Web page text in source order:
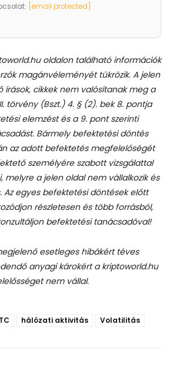
[email protected]
oldalon található információk
magánvéleményét tükrözik. A jelen
írások, cikkek nem valósítanak meg a
törvény (Bszt.) 4. § (2). bek 8. pontja
elemzést és a 9. pont szerinti
Bármely befektetési döntés
az adott befektetés megfelelőségét
személyére szabott vizsgálattal
melyre a jelen oldal nem vállalkozik és
Az egyes befektetési döntések előtt
részletesen és több forrásból,
befektetési tanácsadóval!
esetleges hibákért téves
anyagi károkért a kriptoworld.hu
nem vállal.
hálózati aktivitás Volatilitás